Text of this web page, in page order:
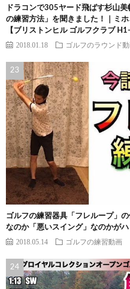
ドラコンで305ヤード飛ばす杉山
の練習方法」を聞きました！｜ミ
【ブリストンヒル ゴルフクラブ H1-
2018.01.18 ゴルフのラウンド
ゴルフの練習器具「フレループ」
なのか「悪いスイング」なのかがハ
2018.05.14 ゴルフの練習動画